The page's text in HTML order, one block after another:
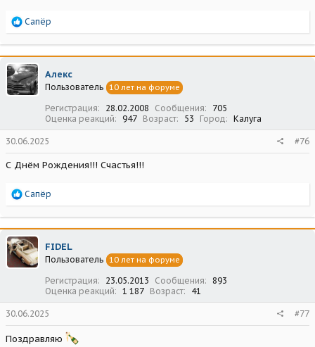
Р
а
к
ц
и
и
Сапёр
Алекс
Пользователь 10 лет на форуме
Регистрация 28.02.2008 Сообщения
705
Оценка реакций
947 Возраст 53 Город Калуга
30.06.2025 #76
С Днём Рождения!!! Счастья!!!
Р
а
к
ц
и
и
Сапёр
FIDEL
Пользователь 10 лет на форуме
Регистрация 23.05.2013 Сообщения
893
Оценка реакций
1 187 Возраст 41
30.06.2025 #77
Поздравляю